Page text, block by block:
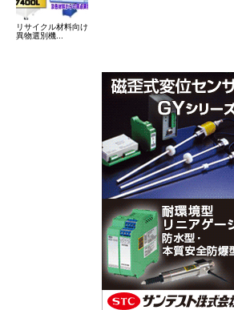
リサイクル材料向け
異物選別機...